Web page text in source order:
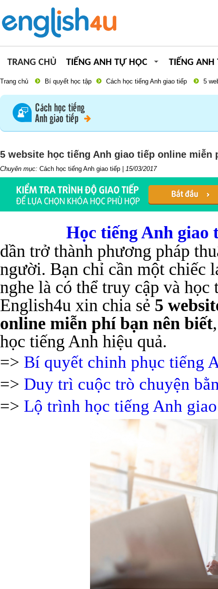
TRANG CHỦ TIẾNG ANH TỰ HỌC TIẾNG ANH
Trang chủ Bí quyết học tập Cách học tiếng Anh giao tiếp 5
Cách học tiếng
Anh giao tiếp
5 website học tiếng Anh giao tiếp online miễn
Chuyên mục: Cách học tiếng Anh giao tiếp 15/03/2017
Học tiếng Anh giao
dần trở thành phương pháp
người. Bạn chỉ cần một chiếc
nghe là có thể truy cập và
English4u xin chia sẻ 5
online miễn phí bạn nên biết
học tiếng Anh hiệu quả.
=> Bí quyết chinh phục tiếng
=> Duy trì cuộc trò chuyện
=> Lộ trình học tiếng Anh